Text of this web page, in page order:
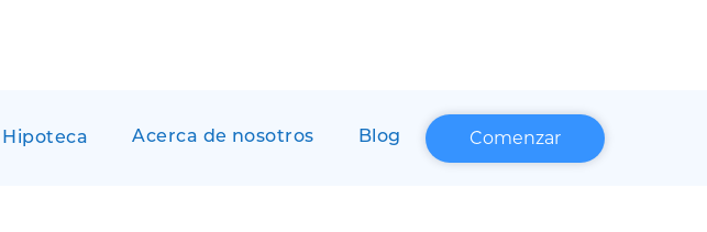
Hipoteca Acerca de nosotros Blog Comenzar